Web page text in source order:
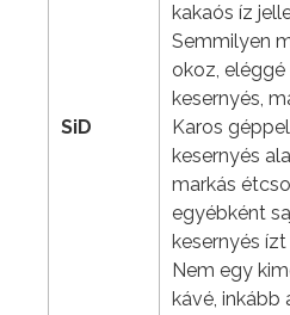
SiD
kakaós íz
Semmilyen
okoz,
kesernyés,
Karos
kesernyés
markás
egyébként
kesernyés
Nem egy
kávé, inkább